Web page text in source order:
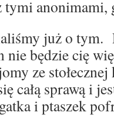
anonimami,
już o tym.
nie będzie cię
ze
całą sprawą i
i ptaszek